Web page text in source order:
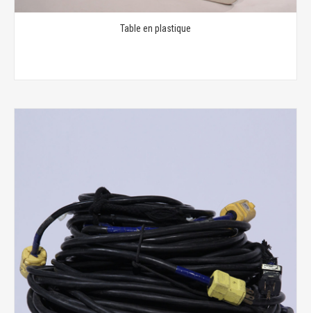
Table en plastique